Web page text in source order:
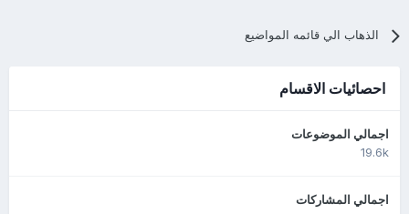
الذهاب الي قائمه المواضيع
احصائيات الاقسام
اجمالي الموضوعات
19.6k
اجمالي المشاركات